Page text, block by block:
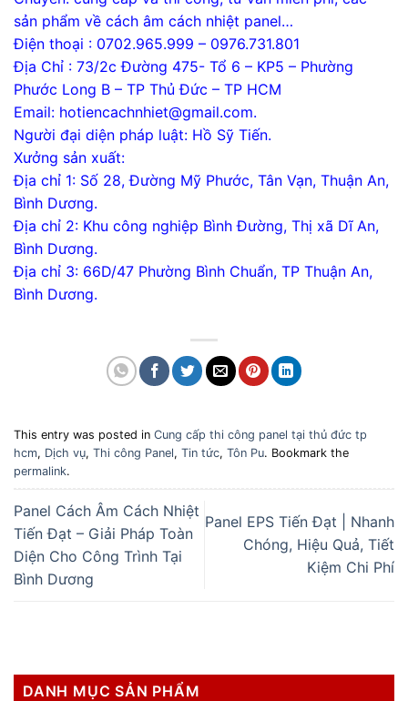
sản phẩm về cách âm cách nhiệt panel…
Điện thoại : 0702.965.999 – 0976.731.801
Địa Chỉ : 73/2c Đường 475- Tổ 6 – KP5 – Phường
Phước Long B – TP Thủ Đức – TP HCM
Email: hotiencachnhiet@gmail.com.
Người đại diện pháp luật: Hồ Sỹ Tiến.
Xưởng sản xuất:
Địa chỉ 1: Số 28, Đường Mỹ Phước, Tân Vạn, Thuận An,
Bình Dương.
Địa chỉ 2: Khu công nghiệp Bình Đường, Thị xã Dĩ An,
Bình Dương.
Địa chỉ 3: 66D/47 Phường Bình Chuẩn, TP Thuận An,
Bình Dương.
This entry was posted in Cung cấp thi công panel tại thủ đức tp
hcm, Dịch vụ, Thi công Panel, Tin tức, Tôn Pu. Bookmark the
permalink.
Panel Cách Âm Cách Nhiệt
Tiến Đạt – Giải Pháp Toàn
Diện Cho Công Trình Tại
Bình Dương
Panel EPS Tiến Đạt | Nhanh
Chóng, Hiệu Quả, Tiết
Kiệm Chi Phí
DANH MỤC SẢN PHẨM